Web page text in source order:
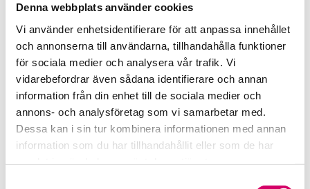
Denna webbplats använder cookies
Vi använder enhetsidentifierare för att anpassa innehållet
och annonserna till användarna, tillhandahålla funktioner
för sociala medier och analysera vår trafik. Vi
vidarebefordrar även sådana identifierare och annan
information från din enhet till de sociala medier och
annons- och analysföretag som vi samarbetar med.
Dessa kan i sin tur kombinera informationen med annan
information som du har tillhandahållit eller som de har
Holböll Consulting AB
Srf Auktoriserade konsulter
Maria Holböll
Auktoriserad Redovisningskonsult, Srf Certifierad
Affärsrådgivare